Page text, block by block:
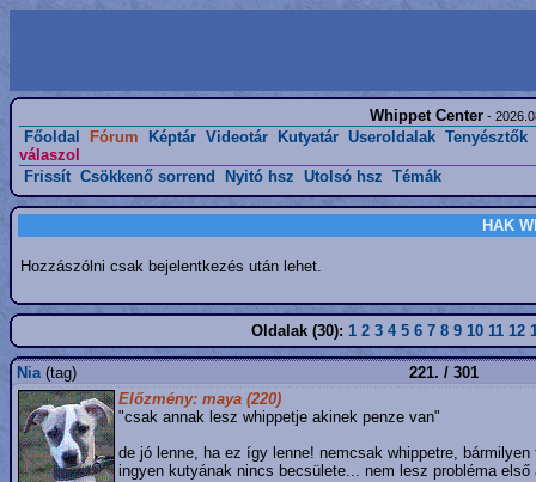
Whippet Center -
Főoldal Fórum Képtár Videotár Kutyatár Useroldalak Tenyésztők
válaszol
Frissít Csökkenő sorrend Nyitó hsz Utolsó hsz Témák
HAK
Hozzászólni csak bejelentkezés után lehet.
Oldalak (30): 1 2 3 4 5 6 7 8 9 10 11 12
Nia(tag)
221. / 301
Előzmény: maya (220)
"csak annak lesz whippetje akinek penze van"
de jó lenne, ha ez így lenne! nemcsak whippetre, bármilyen
ingyen kutyának nincs becsülete... nem lesz probléma